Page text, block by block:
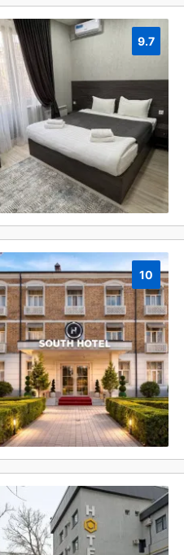
9.7
10